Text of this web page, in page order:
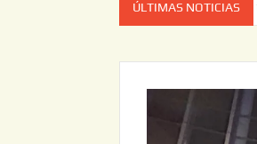
ÚLTIMAS NOTICIAS
vez no es el estado de cuenta el que da